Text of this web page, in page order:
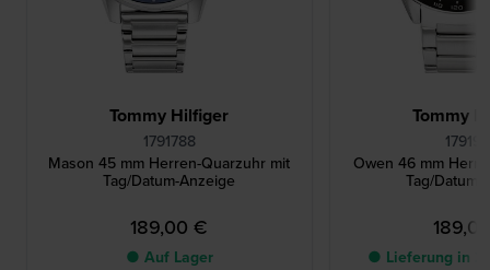
Tommy Hilfiger
1791788
Mason 45 mm Herren-Quarzuhr mit
Tag/Datum-Anzeige
189,00 €
● Auf Lager
Tommy
Owen 46 mm
Tag/Datum-
● Lieferung in 2